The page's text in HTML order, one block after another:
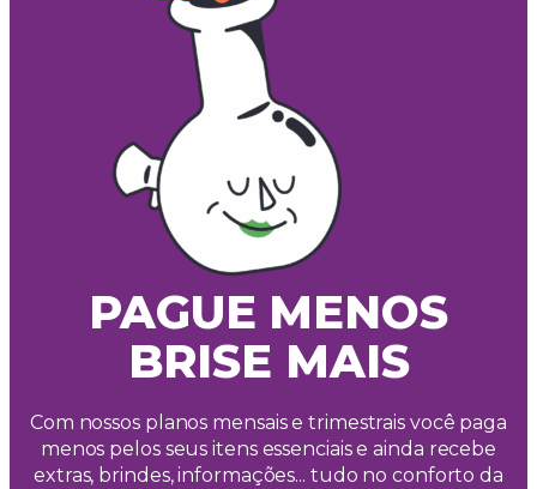
PAGUE MENOS
BRISE MAIS
Com nossos planos mensais e trimestrais você paga
menos pelos seus itens essenciais e ainda recebe
extras, brindes, informações... tudo no conforto da